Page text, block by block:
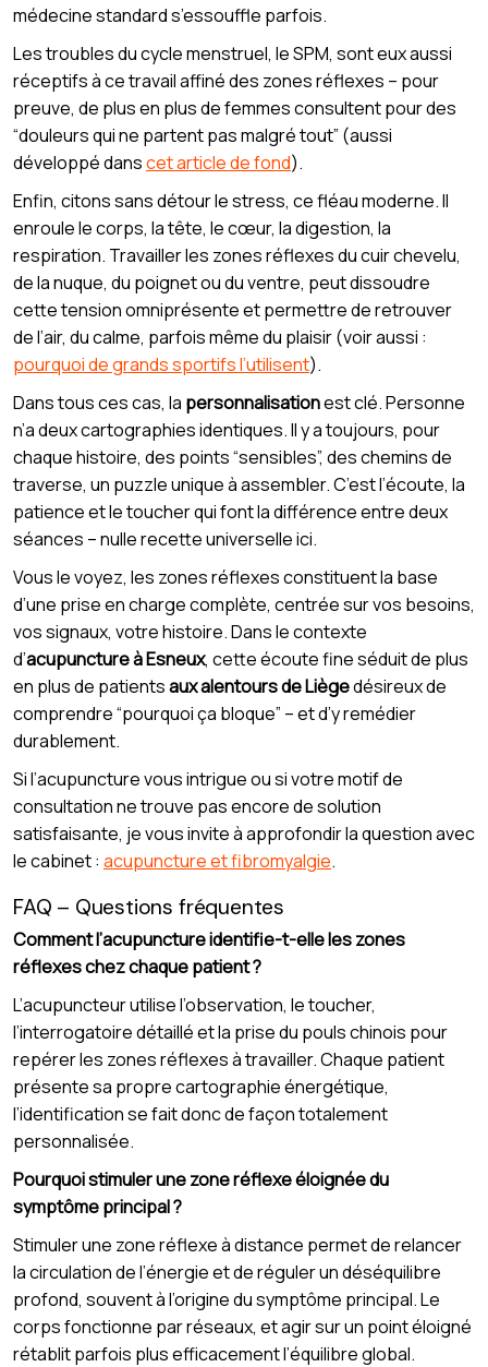
médecine standard s’essouffle parfois.
Les troubles du cycle menstruel, le SPM, sont eux aussi
réceptifs à ce travail affiné des zones réflexes – pour
preuve, de plus en plus de femmes consultent pour des
“douleurs qui ne partent pas malgré tout” (aussi
développé danscet article de fond).
Enfin, citons sans détour le stress, ce fléau moderne. Il
enroule le corps, la tête, le cœur, la digestion, la
respiration. Travailler les zones réflexes du cuir chevelu,
de la nuque, du poignet ou du ventre, peut dissoudre
cette tension omniprésente et permettre de retrouver
de l’air, du calme, parfois même du plaisir (voir aussi :
pourquoi de grands sportifs l’utilisent).
Dans tous ces cas, la personnalisationest clé. Personne
n’a deux cartographies identiques. Il y a toujours, pour
chaque histoire, des points “sensibles”, des chemins de
traverse, un puzzle unique à assembler. C’est l’écoute, la
patience et le toucher qui font la différence entre deux
séances – nulle recette universelle ici.
Vous le voyez, les zones réflexes constituent la base
d’une prise en charge complète, centrée sur vos besoins,
vos signaux, votre histoire. Dans le contexte
d’acupuncture à Esneux, cette écoute fine séduit de plus
en plus de patientsaux alentours de Liègedésireux de
comprendre “pourquoi ça bloque” – et d’y remédier
durablement.
Si l’acupuncture vous intrigue ou si votre motif de
consultation ne trouve pas encore de solution
satisfaisante, je vous invite à approfondir la question avec
le cabinet : acupuncture et fibromyalgie.
FAQ – Questions fréquentes
Comment l’acupuncture identifie-t-elle les zones
réflexes chez chaque patient ?
L’acupuncteur utilise l’observation, le toucher,
l’interrogatoire détaillé et la prise du pouls chinois pour
repérer les zones réflexes à travailler. Chaque patient
présente sa propre cartographie énergétique,
l’identification se fait donc de façon totalement
personnalisée.
Pourquoi stimuler une zone réflexe éloignée du
symptôme principal ?
Stimuler une zone réflexe à distance permet de relancer
la circulation de l’énergie et de réguler un déséquilibre
profond, souvent à l’origine du symptôme principal. Le
corps fonctionne par réseaux, et agir sur un point éloigné
rétablit parfois plus efficacement l’équilibre global.